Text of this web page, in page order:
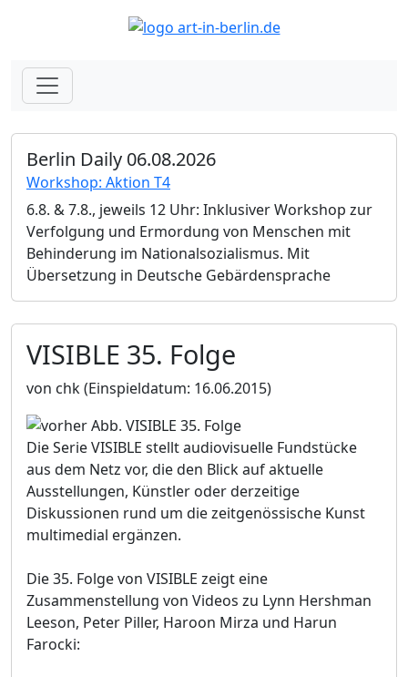
Berlin Daily 06.08.2026
Workshop: Aktion T4
6.8. & 7.8., jeweils 12 Uhr: Inklusiver Workshop zur
Verfolgung und Ermordung von Menschen mit
Behinderung im Nationalsozialismus. Mit
Übersetzung in Deutsche Gebärdensprache
VISIBLE 35. Folge
von chk(Einspieldatum: 16.06.2015)
Die Serie VISIBLE stellt audiovisuelle Fundstücke
aus dem Netz vor, die den Blick auf aktuelle
Ausstellungen, Künstler oder derzeitige
Diskussionen rund um die zeitgenössische Kunst
multimedial ergänzen.
Die 35. Folge von VISIBLE zeigt eine
Zusammenstellung von Videos zu Lynn Hershman
Leeson, Peter Piller, Haroon Mirza und Harun
Farocki: